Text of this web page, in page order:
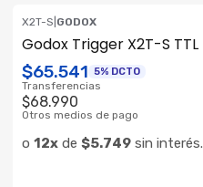
X2T-S GODOX
Godox Trigger X2T-S TTL
$65.541 5% DCTO
Transferencias
$68.990
Otros medios de pago
o 12xde $5.749sin interés.